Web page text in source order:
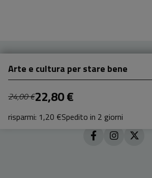
Arte e cultura per stare bene
24,00 €22,80 €
risparmi: 1,20 €Spedito in 2 giorni